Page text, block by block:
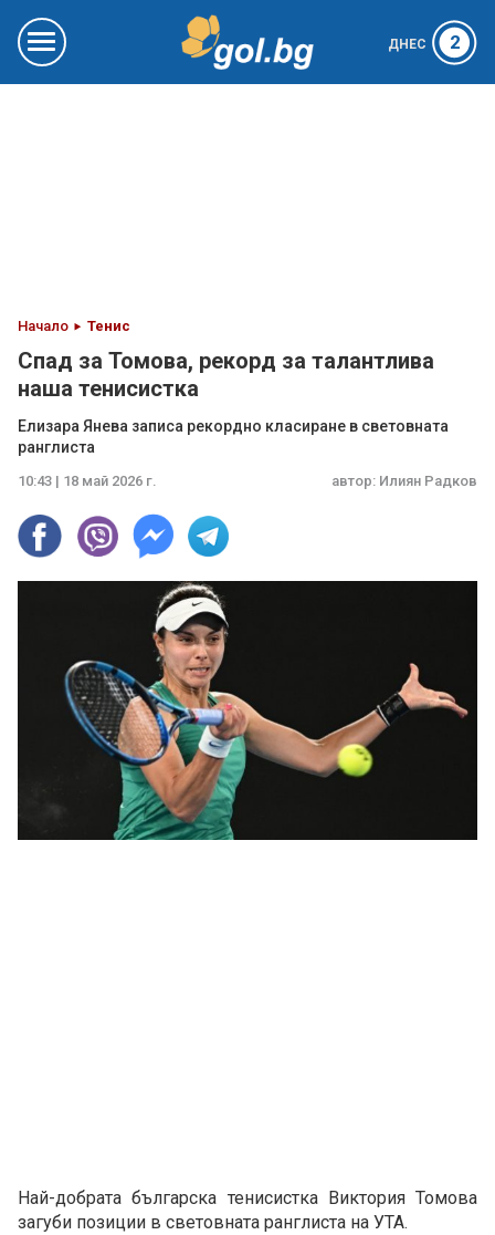
ДНЕС 2
Начало Тенис
Спад за Томова, рекорд за талантлива
наша тенисистка
Елизара Янева записа рекордно класиране в световната
ранглиста
10:43 | 18 май 2026 г. автор: Илиян Радков
Най-добрата българска тенисистка Виктория Томова
загуби позиции в световната ранглиста на УТА.